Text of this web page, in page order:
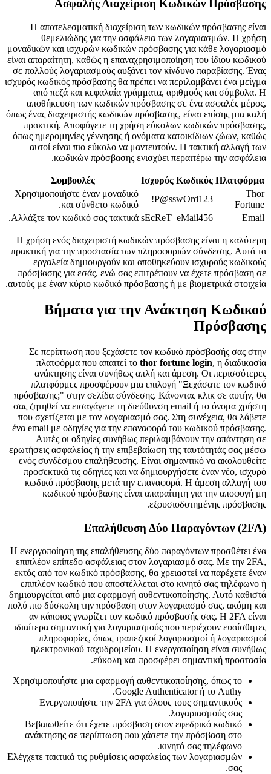
Ασφαλής Διαχείριση Κωδικών Πρόσβασης
Η αποτελεσματική διαχείριση των κωδικών πρόσβασης είναι
θεμελιώδης για την ασφάλεια των λογαριασμών. Η χρήση
μοναδικών και ισχυρών κωδικών πρόσβασης για κάθε λογαριασμό
είναι απαραίτητη, καθώς η επαναχρησιμοποίηση του ίδιου κωδικού
σε πολλούς λογαριασμούς αυξάνει τον κίνδυνο παραβίασης. Ένας
ισχυρός κωδικός πρόσβασης θα πρέπει να περιλαμβάνει ένα μείγμα
από πεζά και κεφαλαία γράμματα, αριθμούς και σύμβολα. Η
αποθήκευση των κωδικών πρόσβασης σε ένα ασφαλές μέρος,
όπως ένας διαχειριστής κωδικών πρόσβασης, είναι επίσης μια καλή
πρακτική. Αποφύγετε τη χρήση εύκολων κωδικών πρόσβασης,
όπως ημερομηνίες γέννησης ή ονόματα κατοικίδιων ζώων, καθώς
αυτοί είναι πιο εύκολο να μαντευτούν. Η τακτική αλλαγή των
κωδικών πρόσβασης ενισχύει περαιτέρω την ασφάλεια.
Πλατφόρμα
Ισχυρός Κωδικός
Συμβουλές
Thor
Fortune
P@sswOrd123!
Χρησιμοποιήστε έναν μοναδικό
και σύνθετο κωδικό.
Email
sEcReT_eMail456
Αλλάξτε τον κωδικό σας τακτικά.
Η χρήση ενός διαχειριστή κωδικών πρόσβασης είναι η καλύτερη
πρακτική για την προστασία των πληροφοριών σύνδεσης. Αυτά τα
εργαλεία δημιουργούν και αποθηκεύουν ισχυρούς κωδικούς
πρόσβασης για εσάς, ενώ σας επιτρέπουν να έχετε πρόσβαση σε
αυτούς με έναν κύριο κωδικό πρόσβασης ή με βιομετρικά στοιχεία.
Βήματα για την Ανάκτηση Κωδικού
Πρόσβασης
Σε περίπτωση που ξεχάσετε τον κωδικό πρόσβασής σας στην
πλατφόρμα που απαιτεί το thor fortune login, η διαδικασία
ανάκτησης είναι συνήθως απλή και άμεση. Οι περισσότερες
πλατφόρμες προσφέρουν μια επιλογή "Ξεχάσατε τον κωδικό
πρόσβασης;" στην σελίδα σύνδεσης. Κάνοντας κλικ σε αυτήν, θα
σας ζητηθεί να εισαγάγετε τη διεύθυνση email ή το όνομα χρήστη
που σχετίζεται με τον λογαριασμό σας. Στη συνέχεια, θα λάβετε
ένα email με οδηγίες για την επαναφορά του κωδικού πρόσβασης.
Αυτές οι οδηγίες συνήθως περιλαμβάνουν την απάντηση σε
ερωτήσεις ασφαλείας ή την επιβεβαίωση της ταυτότητάς σας μέσω
ενός συνδέσμου επαλήθευσης. Είναι σημαντικό να ακολουθείτε
προσεκτικά τις οδηγίες και να δημιουργήσετε έναν νέο, ισχυρό
κωδικό πρόσβασης μετά την επαναφορά. Η άμεση αλλαγή του
κωδικού πρόσβασης είναι απαραίτητη για την αποφυγή μη
εξουσιοδοτημένης πρόσβασης.
Επαλήθευση Δύο Παραγόντων (2FA)
Η ενεργοποίηση της επαλήθευσης δύο παραγόντων προσθέτει ένα
επιπλέον επίπεδο ασφάλειας στον λογαριασμό σας. Με την 2FA,
εκτός από τον κωδικό πρόσβασης, θα χρειαστεί να παρέχετε έναν
επιπλέον κωδικό που αποστέλλεται στο κινητό σας τηλέφωνο ή
δημιουργείται από μια εφαρμογή αυθεντικοποίησης. Αυτό καθιστά
πολύ πιο δύσκολη την πρόσβαση στον λογαριασμό σας, ακόμη και
αν κάποιος γνωρίζει τον κωδικό πρόσβασής σας. Η 2FA είναι
ιδιαίτερα σημαντική για λογαριασμούς που περιέχουν ευαίσθητες
πληροφορίες, όπως τραπεζικοί λογαριασμοί ή λογαριασμοί
ηλεκτρονικού ταχυδρομείου. Η ενεργοποίηση είναι συνήθως
εύκολη και προσφέρει σημαντική προστασία.
Χρησιμοποιήστε μια εφαρμογή αυθεντικοποίησης, όπως το
Google Authenticator ή το Authy.
Ενεργοποιήστε την 2FA για όλους τους σημαντικούς
λογαριασμούς σας.
Βεβαιωθείτε ότι έχετε πρόσβαση στον εφεδρικό κωδικό
ανάκτησης σε περίπτωση που χάσετε την πρόσβαση στο
κινητό σας τηλέφωνο.
Ελέγχετε τακτικά τις ρυθμίσεις ασφαλείας των λογαριασμών
σας.